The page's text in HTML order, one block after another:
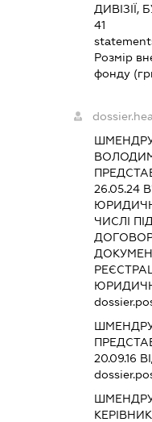
ДИВІЗІЇ,
41
Розмір
фонду
26.05.24
ЧИСЛІ
20.09.16
КЕРІВНИК